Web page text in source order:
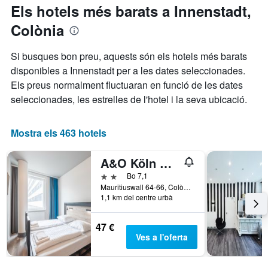
els
darrers
dies
Y
que
mostra
preu
mitjà
d'una
habitació
Els hotels més barats a Innenstadt,
Colònia
Si busques bon preu, aquests són els hotels més barats
disponibles a Innenstadt per a les dates seleccionades.
Els preus normalment fluctuaran en funció de les dates
seleccionades, les estrelles de l'hotel i la seva ubicació.
Mostra els 463 hotels
A&O Köln Neumarkt
2 estrelles
Bo 7,1
Mauritiuswall 64-66, Colònia, Rin del Nord-Westfàlia, Alemanya
1,1 km del centre urbà
47 €
Ves a l'oferta